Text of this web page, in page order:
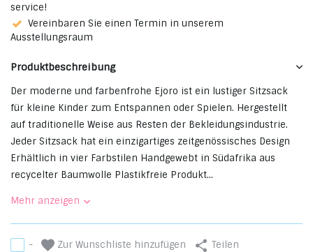
service!
Vereinbaren Sie einen Termin in unserem
Ausstellungsraum
Produktbeschreibung
Der moderne und farbenfrohe Ejoro ist ein lustiger Sitzsack
für kleine Kinder zum Entspannen oder Spielen. Hergestellt
auf traditionelle Weise aus Resten der Bekleidungsindustrie.
Jeder Sitzsack hat ein einzigartiges zeitgenössisches Design
Erhältlich in vier Farbstilen Handgewebt in Südafrika aus
recycelter Baumwolle Plastikfreie Produkt...
Mehr anzeigen
- Zur Wunschliste hinzufügen Teilen